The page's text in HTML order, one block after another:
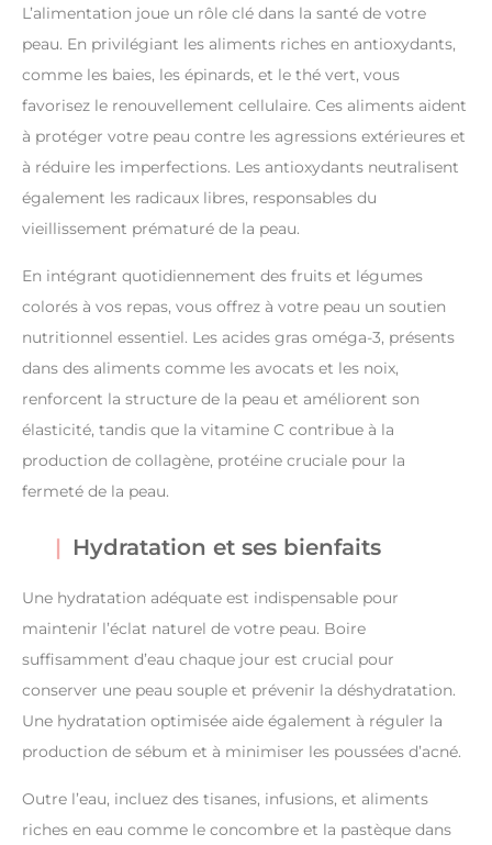
L’alimentation joue un rôle clé dans la santé de votre
peau. En privilégiant les aliments riches en antioxydants,
comme les baies, les épinards, et le thé vert, vous
favorisez le renouvellement cellulaire. Ces aliments aident
à protéger votre peau contre les agressions extérieures et
à réduire les imperfections. Les antioxydants neutralisent
également les radicaux libres, responsables du
vieillissement prématuré de la peau.
En intégrant quotidiennement des fruits et légumes
colorés à vos repas, vous offrez à votre peau un soutien
nutritionnel essentiel. Les acides gras oméga-3, présents
dans des aliments comme les avocats et les noix,
renforcent la structure de la peau et améliorent son
élasticité, tandis que la vitamine C contribue à la
production de collagène, protéine cruciale pour la
fermeté de la peau.
Hydratation et ses bienfaits
Une hydratation adéquate est indispensable pour
maintenir l’éclat naturel de votre peau. Boire
suffisamment d’eau chaque jour est crucial pour
conserver une peau souple et prévenir la déshydratation.
Une hydratation optimisée aide également à réguler la
production de sébum et à minimiser les poussées d’acné.
Outre l’eau, incluez des tisanes, infusions, et aliments
riches en eau comme le concombre et la pastèque dans